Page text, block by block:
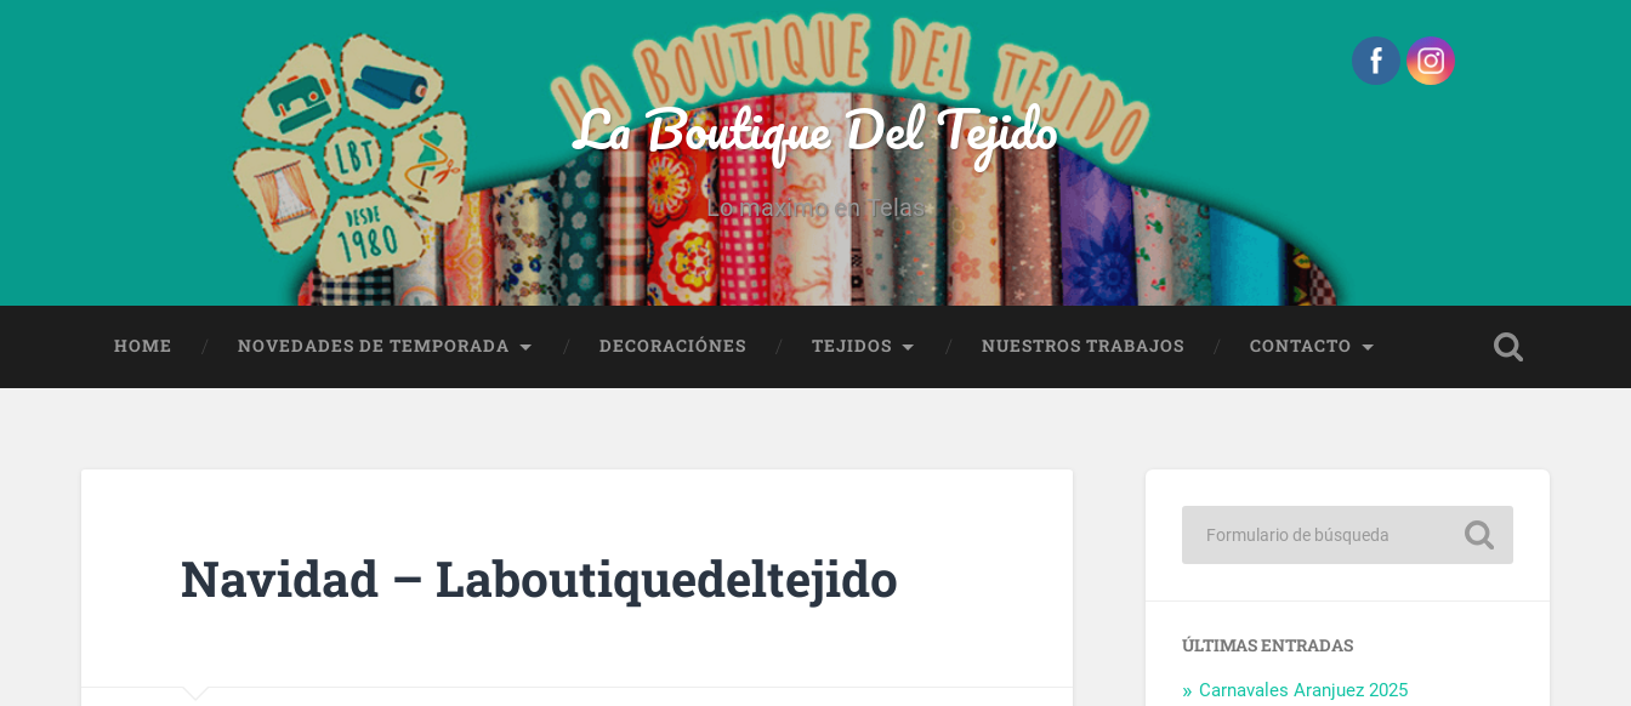
La Boutique Del Tejido
Lo maximo en Telas
HOME NOVEDADES DE TEMPORADA DECORACIÓNES TEJIDOS NUESTROS TRABAJOS CONTACTO
Navidad – Laboutiquedeltejido
ÚLTIMAS ENTRADAS
Carnavales Aranjuez 2025